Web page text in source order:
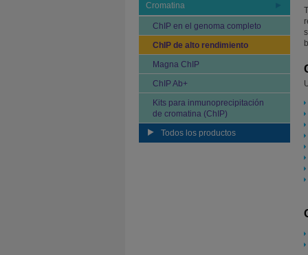
Cromatina
ChIP en el genoma completo
ChIP de alto rendimiento
Magna ChIP
ChIP Ab+
Kits para inmunoprecipitación
de cromatina (ChIP)
Todos los productos